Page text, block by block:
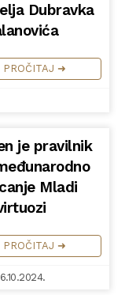
Dubravka
PROČITAJ ➜
je pravilnik
Mladi
PROČITAJ ➜